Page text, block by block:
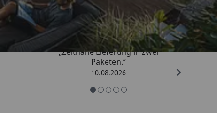
4,81/ 5
„Zeitnahe Lieferung in zwei
Paketen.“
10.08.2026